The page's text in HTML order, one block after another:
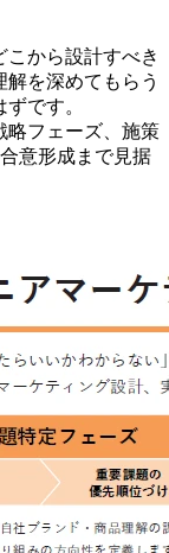
から設計すべき
を深めてもらう
です。
フェーズ、施策
意形成まで見据